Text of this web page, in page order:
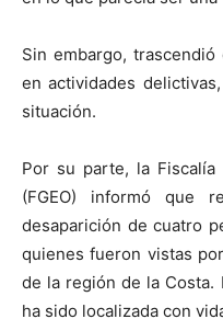
Sin embargo,
en actividades
situación.
Por su parte, la Fiscalía
(FGEO) informó que
desaparición de cuatro
quienes fueron vistas
de la región de la Costa.
ha sido localizada con